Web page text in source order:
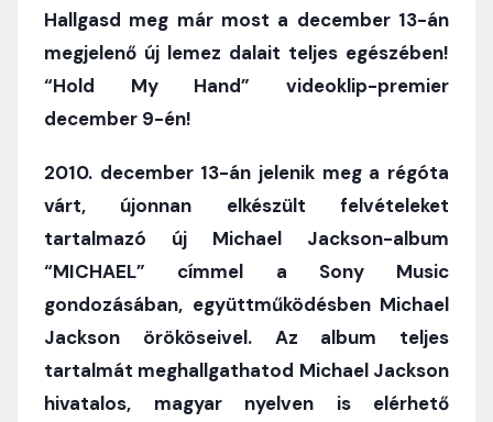
Hallgasd meg már most a december 13-án
megjelenő új lemez dalait teljes egészében!
“Hold My Hand” videoklip-premier
december 9-én!
2010. december 13-án jelenik meg a régóta
várt, újonnan elkészült felvételeket
tartalmazó új Michael Jackson-album
“MICHAEL” címmel a Sony Music
gondozásában, együttműködésben Michael
Jackson örököseivel. Az album teljes
tartalmát meghallgathatod Michael Jackson
hivatalos, magyar nyelven is elérhető